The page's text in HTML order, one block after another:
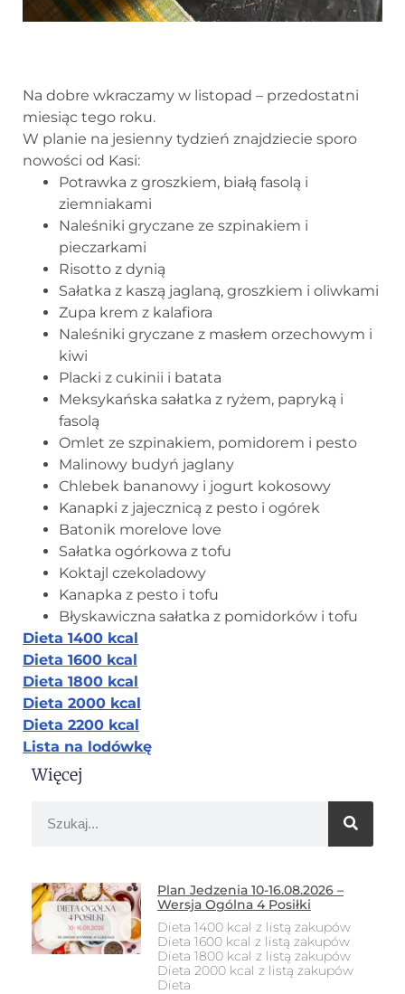
Na dobre wkraczamy w listopad – przedostatni
miesiąc tego roku.
W planie na jesienny tydzień znajdziecie sporo
nowości od Kasi:
Potrawka z groszkiem, białą fasolą i
ziemniakami
Naleśniki gryczane ze szpinakiem i
pieczarkami
Risotto z dynią
Sałatka z kaszą jaglaną, groszkiem i oliwkami
Zupa krem z kalafiora
Naleśniki gryczane z masłem orzechowym i
kiwi
Placki z cukinii i batata
Meksykańska sałatka z ryżem, papryką i
fasolą
Omlet ze szpinakiem, pomidorem i pesto
Malinowy budyń jaglany
Chlebek bananowy i jogurt kokosowy
Kanapki z jajecznicą z pesto i ogórek
Batonik morelove love
Sałatka ogórkowa z tofu
Koktajl czekoladowy
Kanapka z pesto i tofu
Błyskawiczna sałatka z pomidorków i tofu
Dieta 1400 kcal
Dieta 1600 kcal
Dieta 1800 kcal
Dieta 2000 kcal
Dieta 2200 kcal
Lista na lodówkę
Więcej
Plan Jedzenia 10-16.08.2026 –
Wersja Ogólna 4 Posiłki
Dieta 1400 kcal z listą zakupów
Dieta 1600 kcal z listą zakupów
Dieta 1800 kcal z listą zakupów
Dieta 2000 kcal z listą zakupów
Dieta